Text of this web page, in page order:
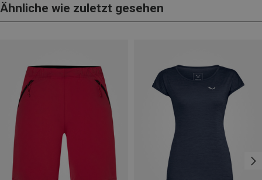
Ähnliche wie zuletzt gesehen